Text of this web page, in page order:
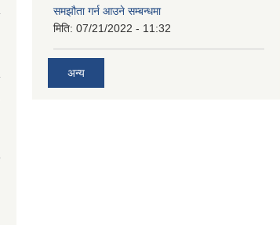
समझौता गर्न आउने सम्बन्धमा
मिति: 07/21/2022 - 11:32
अन्य